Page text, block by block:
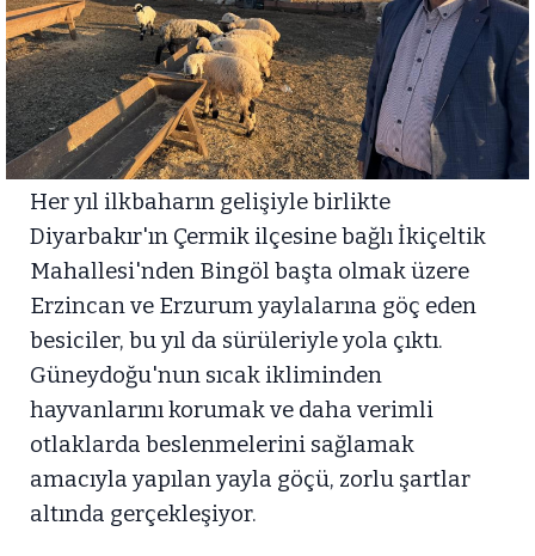
Her yıl ilkbaharın gelişiyle birlikte
Diyarbakır'ın Çermik ilçesine bağlı İkiçeltik
Mahallesi'nden Bingöl başta olmak üzere
Erzincan ve Erzurum yaylalarına göç eden
besiciler, bu yıl da sürüleriyle yola çıktı.
Güneydoğu'nun sıcak ikliminden
hayvanlarını korumak ve daha verimli
otlaklarda beslenmelerini sağlamak
amacıyla yapılan yayla göçü, zorlu şartlar
altında gerçekleşiyor.